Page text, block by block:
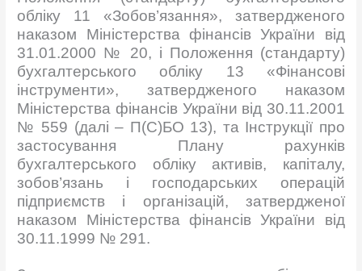
обліку 11 «Зобов’язання», затвердженого
наказом Міністерства фінансів України від
31.01.2000 № 20, і Положення (стандарту)
бухгалтерського обліку 13 «Фінансові
інструменти», затвердженого наказом
Міністерства фінансів України від 30.11.2001
№ 559 (далі – П(С)БО 13), та Інструкції про
застосування Плану рахунків
бухгалтерського обліку активів, капіталу,
зобов’язань і господарських операцій
підприємств і організацій, затвердженої
наказом Міністерства фінансів України від
30.11.1999 № 291.